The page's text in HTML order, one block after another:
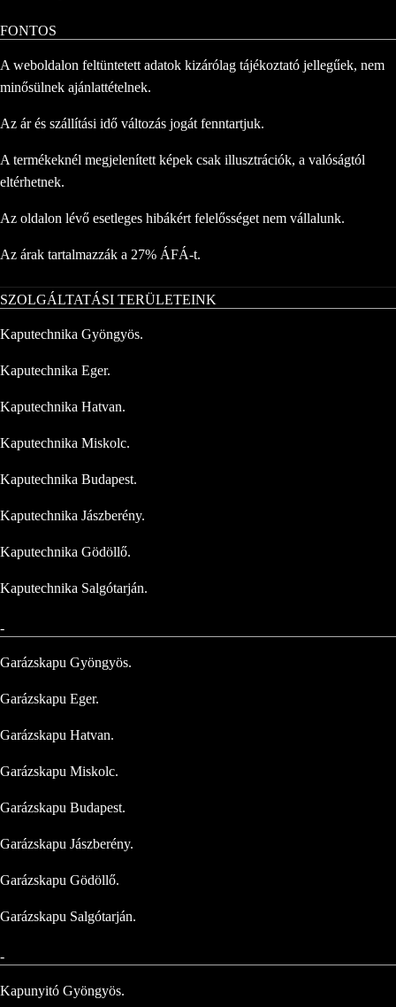
FONTOS
A weboldalon feltüntetett adatok kizárólag tájékoztató jellegűek, nem
minősülnek ajánlattételnek.
Az ár és szállítási idő változás jogát fenntartjuk.
A termékeknél megjelenített képek csak illusztrációk, a valóságtól
eltérhetnek.
Az oldalon lévő esetleges hibákért felelősséget nem vállalunk.
Az árak tartalmazzák a 27% ÁFÁ-t.
SZOLGÁLTATÁSI TERÜLETEINK
Kaputechnika Gyöngyös.
Kaputechnika Eger.
Kaputechnika Hatvan.
Kaputechnika Miskolc.
Kaputechnika Budapest.
Kaputechnika Jászberény.
Kaputechnika Gödöllő.
Kaputechnika Salgótarján.
-
Garázskapu Gyöngyös.
Garázskapu Eger.
Garázskapu Hatvan.
Garázskapu Miskolc.
Garázskapu Budapest.
Garázskapu Jászberény.
Garázskapu Gödöllő.
Garázskapu Salgótarján.
-
Kapunyitó Gyöngyös.